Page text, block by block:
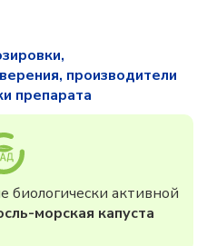
производители
препарата
активной
морская капуста